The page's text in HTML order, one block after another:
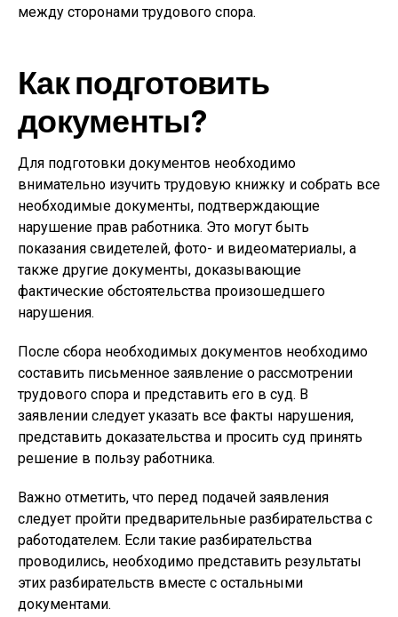
между сторонами трудового спора.
Как подготовить
документы?
Для подготовки документов необходимо
внимательно изучить трудовую книжку и собрать все
необходимые документы, подтверждающие
нарушение прав работника. Это могут быть
показания свидетелей, фото- и видеоматериалы, а
также другие документы, доказывающие
фактические обстоятельства произошедшего
нарушения.
После сбора необходимых документов необходимо
составить письменное заявление о рассмотрении
трудового спора и представить его в суд. В
заявлении следует указать все факты нарушения,
представить доказательства и просить суд принять
решение в пользу работника.
Важно отметить, что перед подачей заявления
следует пройти предварительные разбирательства с
работодателем. Если такие разбирательства
проводились, необходимо представить результаты
этих разбирательств вместе с остальными
документами.